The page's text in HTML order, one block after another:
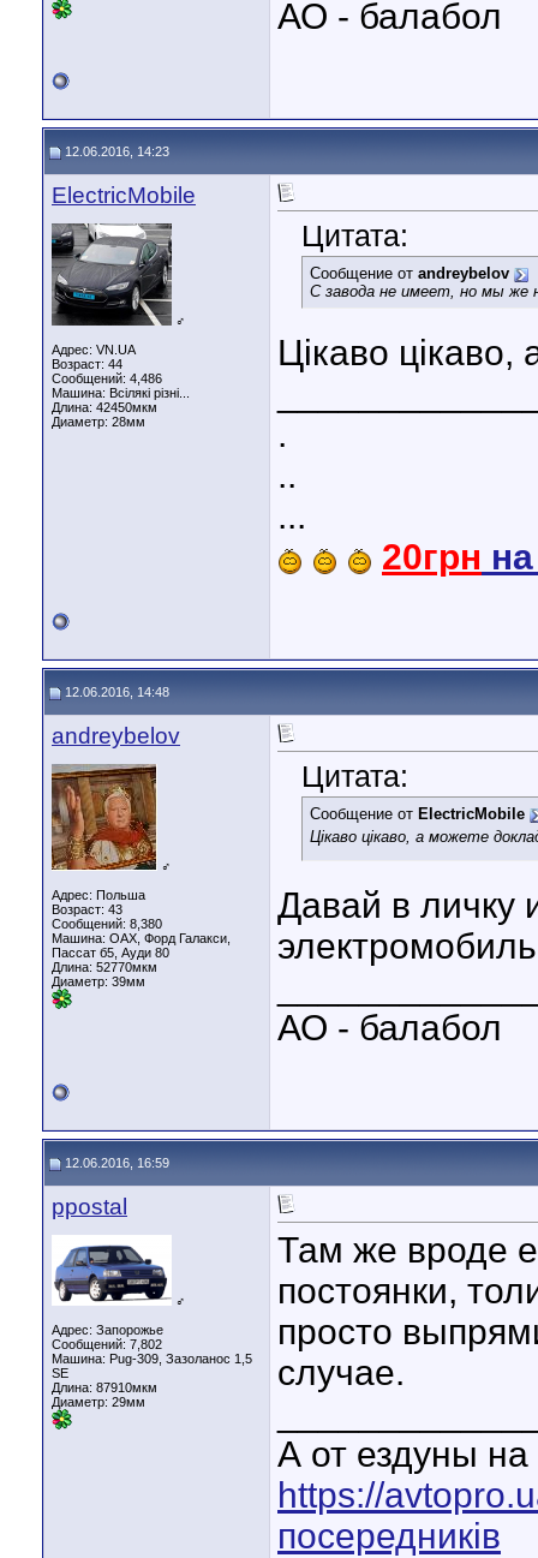
АО - балабол
12.06.2016, 14:23
ElectricMobile
♂
Адрес: VN.UA
Возраст: 44
Сообщений: 4,486
Машина: Всілякі різні...
Длина: 42450мкм
Диаметр: 28мм
Цитата:
Сообщение от andreybelov
С завода не имеет, но мы же
Цікаво
.
..
...
20грн
12.06.2016, 14:48
andreybelov
♂
Адрес: Польша
Возраст: 43
Сообщений: 8,380
Машина: ОАХ, Форд Галакси,
Пассат б5, Ауди 80
Длина: 52770мкм
Диаметр: 39мм
Цитата:
Сообщение от ElectricMobile
Цікаво цікаво, а можете
Давай в личку
электромобиль
АО - балабол
12.06.2016, 16:59
ppostal
♂
Адрес: Запорожье
Сообщений: 7,802
Машина: Pug-309, Зазоланос 1,5
SE
Длина: 87910мкм
Диаметр: 29мм
Там же вроде
постоянки,
просто
случае.
А от ездуны
https://
посередників